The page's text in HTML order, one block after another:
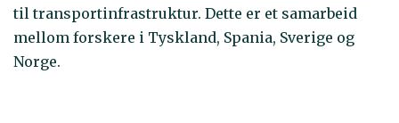
til transportinfrastruktur. Dette er et samarbeid
mellom forskere i Tyskland, Spania, Sverige og
Norge.